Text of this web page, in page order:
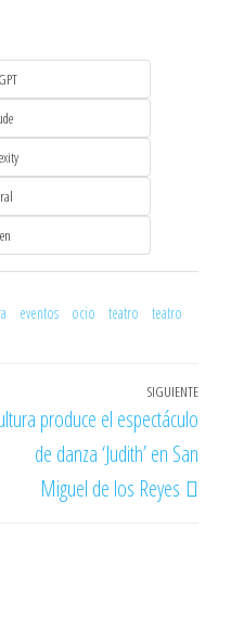
eventos ocio teatro
teatro
SIGUIENTE
produce el espectáculo
de danza ‘Judith’ en San
Miguel de los Reyes